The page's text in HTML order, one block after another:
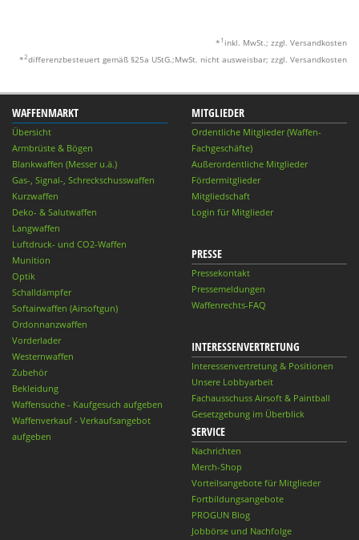
* 1 inkl. MwSt.; zzgl. Versandkosten
*2differenzbesteuert gemäß §25a UStG.;MwSt. nicht ausweisbar; zzgl. Versandkosten
WAFFENMARKT
Übersicht
Armbrüste & Bögen
Blankwaffen (Messer u.ä.)
Gas-, Signal-, Schreckschusswaffen
Kurzwaffen
Deko- & Salutwaffen
Langwaffen
Luftdruck- und CO2-Waffen
Munition
Optik
Schalldämpfer
Softairwaffen (Airsoftgun)
Ordonnanzwaffen
Vorderlader
Westernwaffen
Zubehör
Bekleidung
Waffensuche - Kaufgesuch aufgeben
Waffenverkauf - Verkaufsangebot
aufgeben
MITGLIEDER
Ordentliche Mitglieder (Waffen-
Fachgeschäfte)
Außerordentliche Mitglieder
Fördermitglieder
Mitgliedschaft
Login für Mitglieder
PRESSE
Pressekontakt
Pressemeldungen
Waffenrechts-FAQ
INTERESSENVERTRETUNG
Interessenvertretung & Positionen
Unsere Lobbyarbeit
Fachausschuss Airsoft & Paintball
Gesetzgebung im Überblick
SERVICE
Nachrichten
Merch-Shop
Vorteilsangebote für Mitglieder
Fortbildungsangebote
PROGUN Blog
Jobbörse und Nachfolge